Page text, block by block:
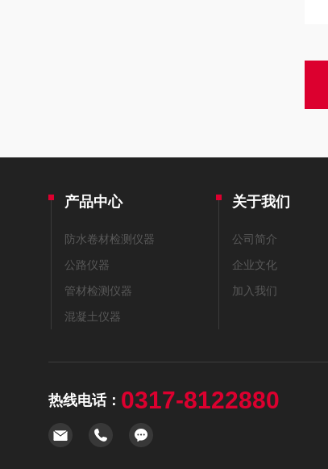
产品中心
防水卷材检测仪器
公路仪器
管材检测仪器
混凝土仪器
关于我们
公司简介
企业文化
加入我们
热线电话： 0317-8122880